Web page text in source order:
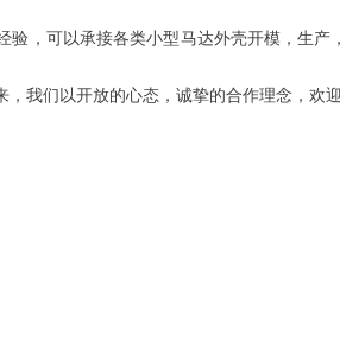
，可以承接各类小型马达外壳开模，生产
我们以开放的心态，诚挚的合作理念，欢